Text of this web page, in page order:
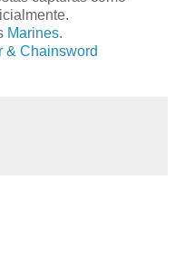
Marines.
& Chainsword